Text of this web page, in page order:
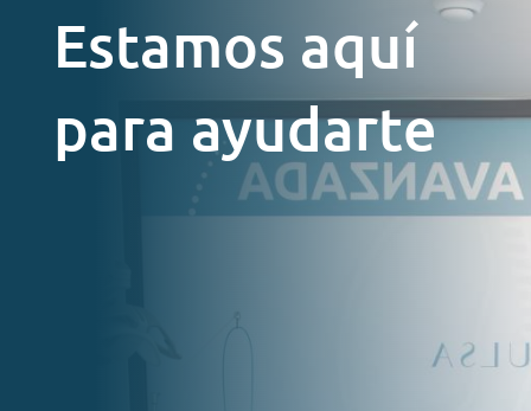
Estamos aquí
para ayudarte